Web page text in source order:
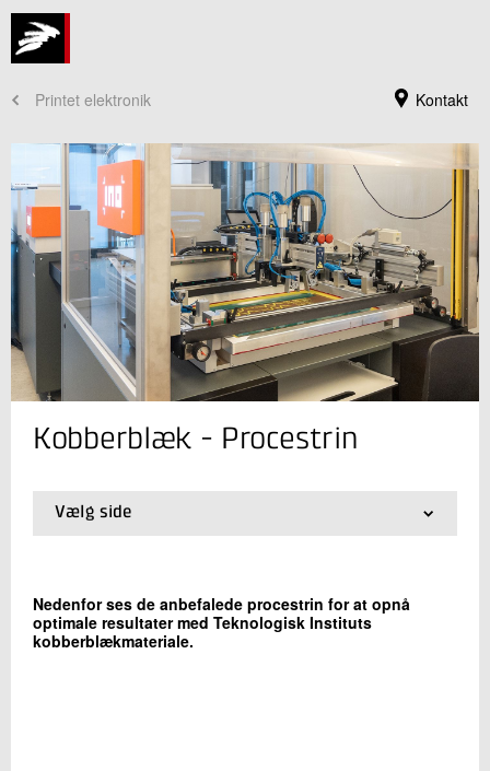
Kontakt
Printet elektronik
Jeg er din kontaktperson
Christian Dalsgaard
Seniorkonsulent
+45 72 20 20 95
Skriv til mig
Kobberblæk - Procestrin
Vælg side
01.Vi leverer det til din produktion
04.Forespørgsler om priser og produktprøver
05.Licensering af vores teknologi
Nedenfor ses de anbefalede procestrin for at opnå
optimale resultater med Teknologisk Instituts
kobberblækmateriale.